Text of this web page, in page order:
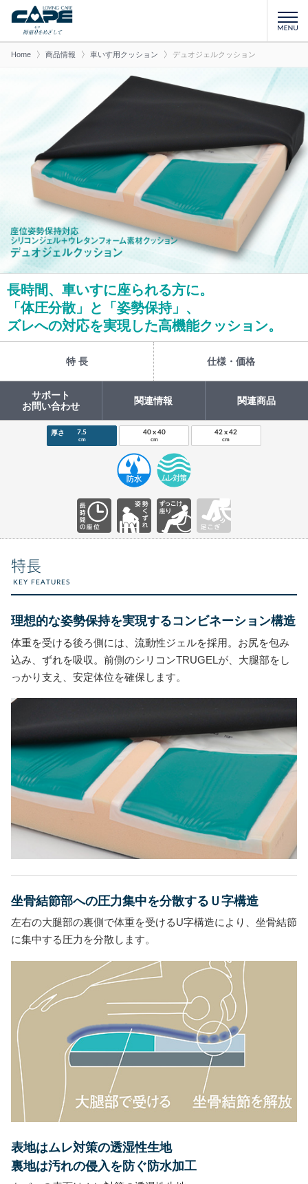
Home 商品情報 車いす用クッション デュオジェルクッション
長時間、車いすに座られる方に。
「体圧分散」と「姿勢保持」、
ズレへの対応を実現した高機能クッション。
特 長 仕様・価格
サポート
お問い合わせ
関連情報 関連商品
厚さ 7.5
cm
40 x 40
cm
42 x 42
cm
特長
KEY FEATURES
理想的な姿勢保持を実現するコンビネーション構造
体重を受ける後ろ側には、流動性ジェルを採用。お尻を包み
込み、ずれを吸収。前側のシリコンTRUGELが、大腿部をし
っかり支え、安定体位を確保します。
坐骨結節部への圧力集中を分散するＵ字構造
左右の大腿部の裏側で体重を受けるU字構造により、坐骨結節
に集中する圧力を分散します。
表地はムレ対策の透湿性生地
裏地は汚れの侵入を防ぐ防水加工